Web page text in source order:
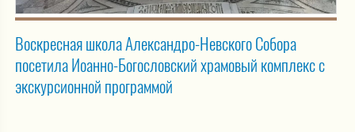
Воскресная школа Александро-Невского Собора
посетила Иоанно-Богословский храмовый комплекс с
экскурсионной программой